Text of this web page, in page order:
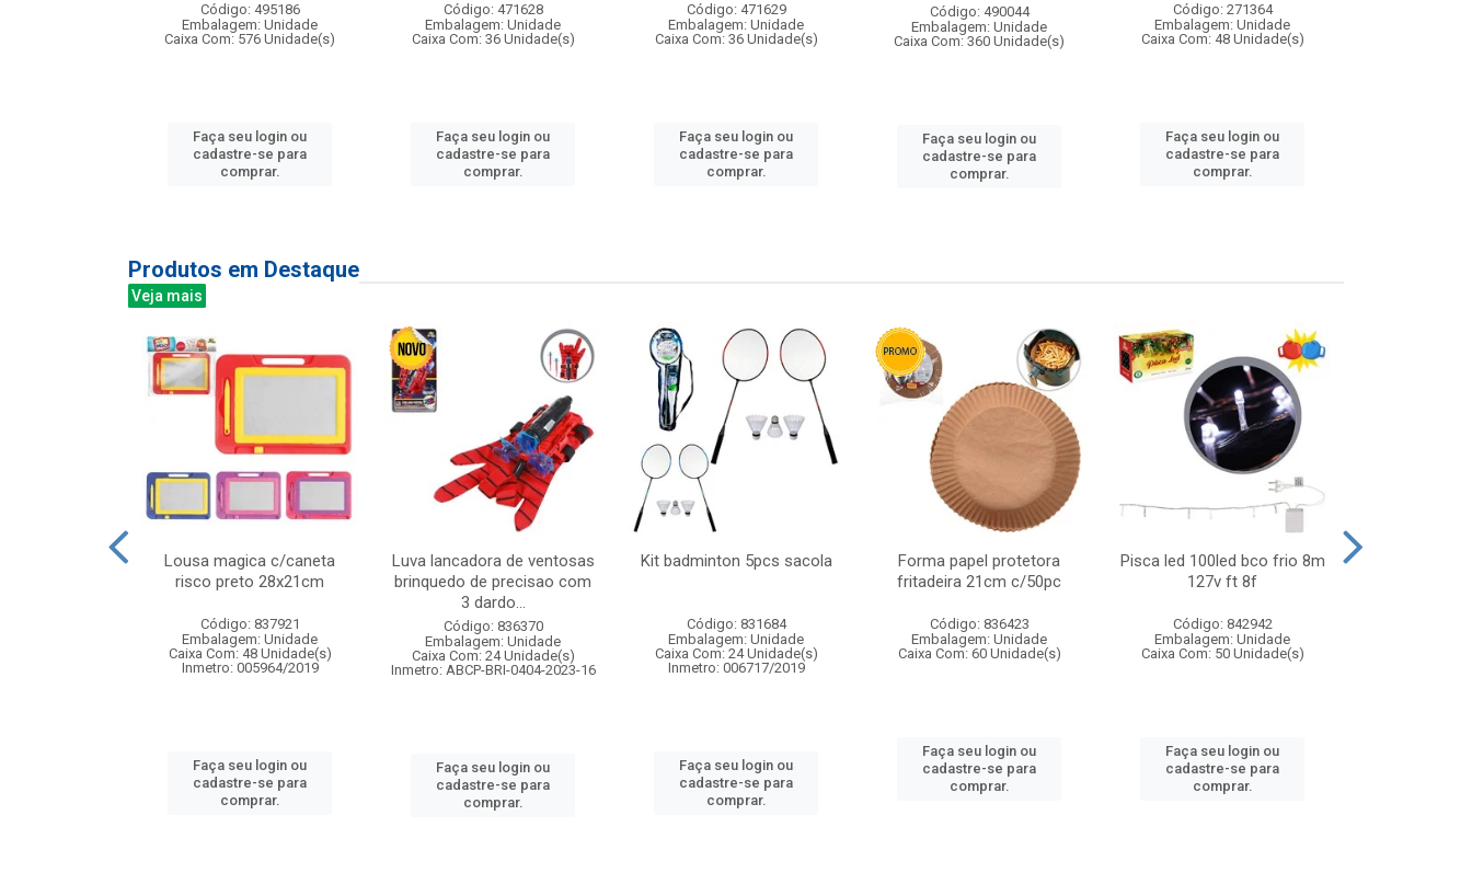
Código: 495186
Embalagem: Unidade
Caixa Com: 576 Unidade(s)
Faça seu login ou
cadastre-se para
comprar.
Código: 471628
Embalagem: Unidade
Caixa Com: 36 Unidade(s)
Faça seu login ou
cadastre-se para
comprar.
Código: 471629
Embalagem: Unidade
Caixa Com: 36 Unidade(s)
Faça seu login ou
cadastre-se para
comprar.
Código: 490044
Embalagem: Unidade
Caixa Com: 360 Unidade(s)
Faça seu login ou
cadastre-se para
comprar.
Código: 271364
Embalagem: Unidade
Caixa Com: 48 Unidade(s)
Faça seu login ou
cadastre-se para
comprar.
Produtos em Destaque
Veja mais
Lousa magica c/caneta
risco preto 28x21cm
Código: 837921
Embalagem: Unidade
Caixa Com: 48 Unidade(s)
Inmetro: 005964/2019
Faça seu login ou
cadastre-se para
comprar.
Luva lancadora de ventosas
brinquedo de precisao com
3 dardo...
Código: 836370
Embalagem: Unidade
Caixa Com: 24 Unidade(s)
Inmetro: ABCP-BRI-0404-2023-16
Faça seu login ou
cadastre-se para
comprar.
Kit badminton 5pcs sacola
Código: 831684
Embalagem: Unidade
Caixa Com: 24 Unidade(s)
Inmetro: 006717/2019
Faça seu login ou
cadastre-se para
comprar.
Forma papel protetora
fritadeira 21cm c/50pc
Código: 836423
Embalagem: Unidade
Caixa Com: 60 Unidade(s)
Faça seu login ou
cadastre-se para
comprar.
Pisca led 100led bco frio 8m
127v ft 8f
Código: 842942
Embalagem: Unidade
Caixa Com: 50 Unidade(s)
Faça seu login ou
cadastre-se para
comprar.